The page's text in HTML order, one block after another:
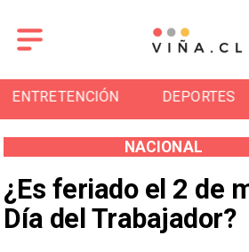
ENTRETENCIÓN DEPORTES
¿Es feriado el 2 de
Día del Trabajador?
NACIONAL